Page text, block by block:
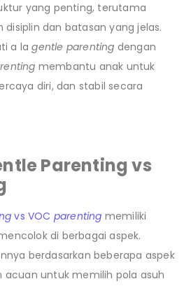
yang penting, terutama
dan batasan yang jelas.
a lagentle parenting dengan
membantu anak untuk
diri, dan stabil secara
Parenting vs
vs VOC parenting memiliki
di berbagai aspek.
berdasarkan beberapa aspek
acuan untuk memilih pola asuh